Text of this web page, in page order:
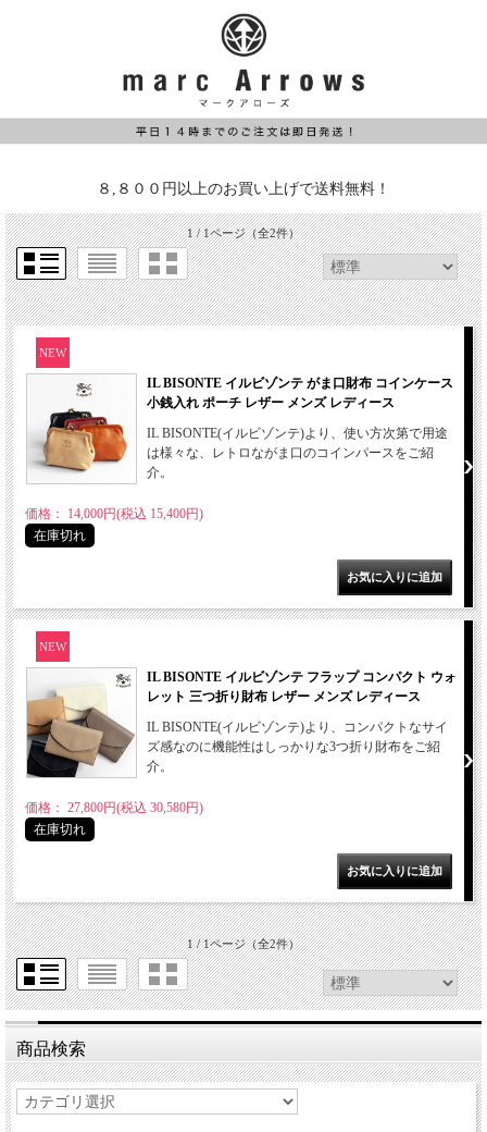
８,８００円以上のお買い上げで送料無料！
1 / 1ページ（全2件）
NEW
IL BISONTE イルビゾンテ がま口財布 コインケース
小銭入れ ポーチ レザー メンズ レディース
IL BISONTE(イルビゾンテ)より、使い方次第で用途
は様々な、レトロながま口のコインパースをご紹
介。
価格： 14,000円(税込 15,400円)
在庫切れ
NEW
IL BISONTE イルビゾンテ フラップ コンパクト ウォ
レット 三つ折り財布 レザー メンズ レディース
IL BISONTE(イルビゾンテ)より、コンパクトなサイ
ズ感なのに機能性はしっかりな3つ折り財布をご紹
介。
価格： 27,800円(税込 30,580円)
在庫切れ
1 / 1ページ（全2件）
商品検索